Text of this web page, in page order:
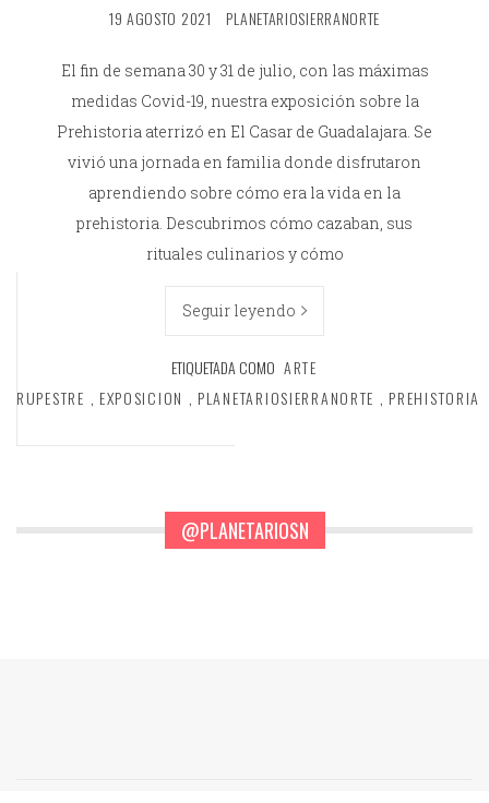
19 AGOSTO 2021 PLANETARIOSIERRANORTE
El fin de semana 30 y 31 de julio, con las máximas
medidas Covid-19, nuestra exposición sobre la
Prehistoria aterrizó en El Casar de Guadalajara. Se
vivió una jornada en familia donde disfrutaron
aprendiendo sobre cómo era la vida en la
prehistoria. Descubrimos cómo cazaban, sus
rituales culinarios y cómo
Seguir leyendo
ETIQUETADA COMO ARTE
RUPESTRE , EXPOSICION , PLANETARIOSIERRANORTE , PREHISTORIA
@PLANETARIOSN